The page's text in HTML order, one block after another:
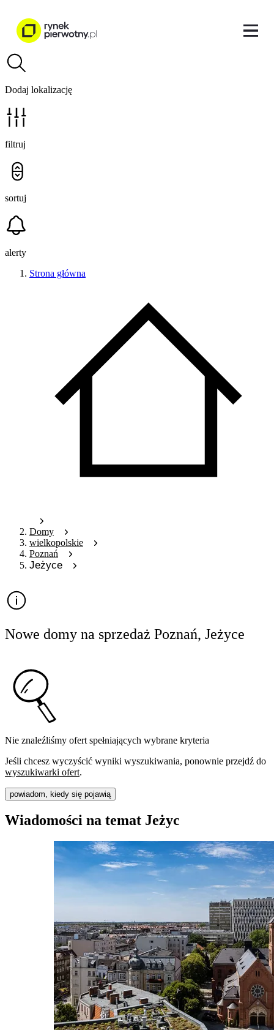
Dodaj lokalizację
filtruj
sortuj
alerty
Strona główna
Domy
wielkopolskie
Poznań
Jeżyce
Nowe domy na sprzedaż Poznań, Jeżyce
Nie znaleźliśmy ofert spełniających wybrane kryteria
Jeśli chcesz wyczyścić wyniki wyszukiwania, ponownie przejdź do
wyszukiwarki ofert.
powiadom, kiedy się pojawią
Wiadomości na temat Jeżyc